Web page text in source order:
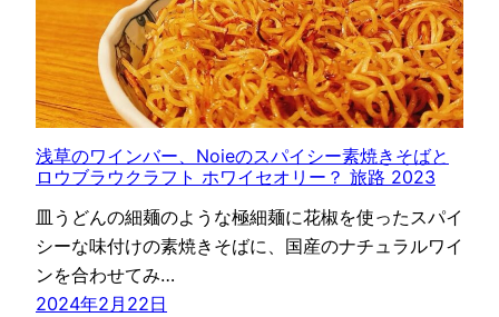
浅草のワインバー、Noieのスパイシー素焼きそばと
ロウブラウクラフト ホワイセオリー？ 旅路 2023
皿うどんの細麺のような極細麺に花椒を使ったスパイ
シーな味付けの素焼きそばに、国産のナチュラルワイ
ンを合わせてみ…
2024年2月22日